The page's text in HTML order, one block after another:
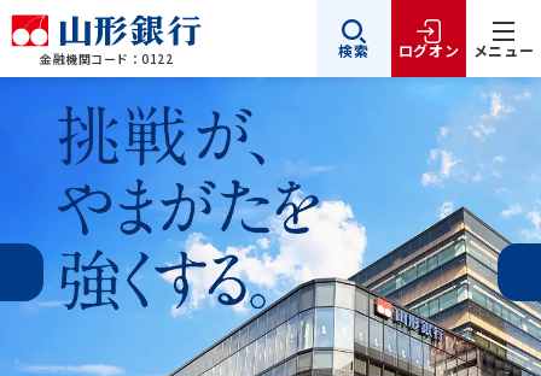
金融機関コード：0122 検索 ログオン メニュー